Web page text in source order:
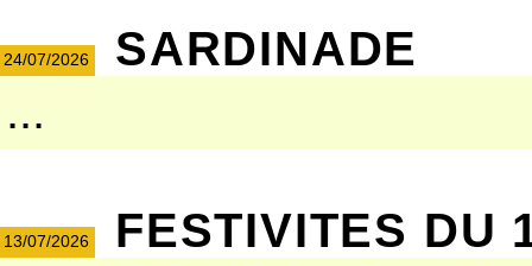
24/07/2026
SARDINADE
...
13/07/2026
FESTIVITES DU